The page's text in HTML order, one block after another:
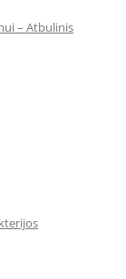
– Atbulinis